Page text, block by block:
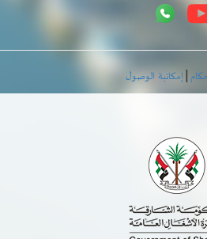
| إمكانية الوصول